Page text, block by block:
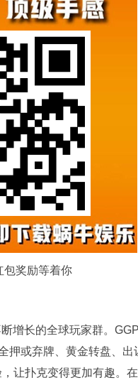
包奖励等着你
增长的全球玩家群。
或弃牌、黄金转盘、出
让扑克变得更加有趣。在